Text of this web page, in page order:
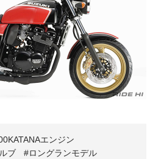
エンジン
ブ
ロングランモデル